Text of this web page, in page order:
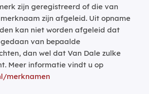
zijn geregistreerd of die van
zijn afgeleid. Uit opname
kan niet worden afgeleid dat
van bepaalde
dan wel dat Van Dale zulke
Meer informatie vindt u op
merknamen